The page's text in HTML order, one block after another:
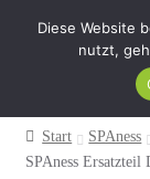
Produkte
Start SPAness
SPAness Ersatzteil
Diese Website
nutzt,